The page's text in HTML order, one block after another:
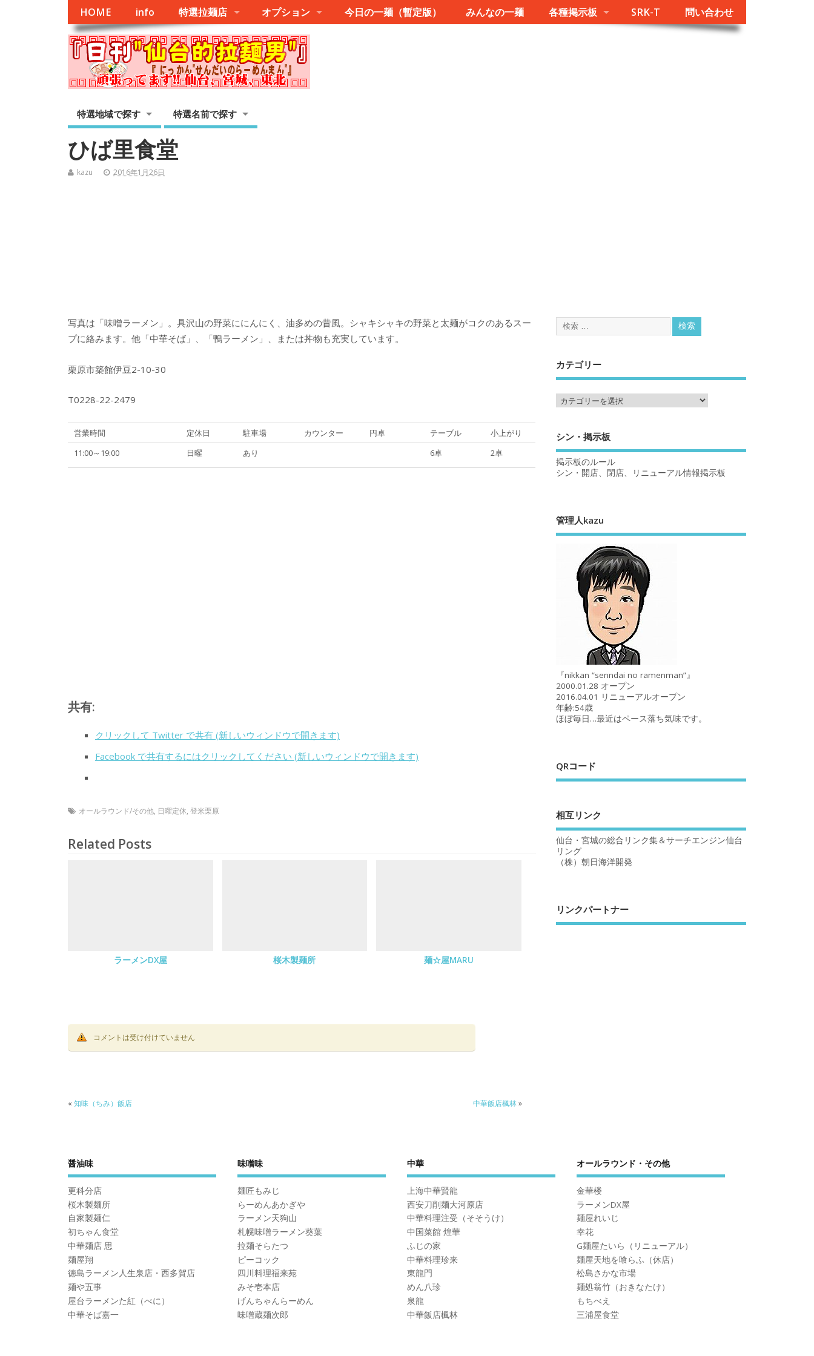
HOME info 特選拉麺店 オプション 今日の一麺（暫定版） みんなの一麺 各種掲示板 SRK-T 問い合わせ
特選地域で探す 特選名前で探す
ひば里食堂
kazu 2016年1月26日
写真は「味噌ラーメン」。具沢山の野菜ににんにく、油多めの昔風。シャキシャキの野菜と太麺がコクのあるスー
プに絡みます。他「中華そば」、「鴨ラーメン」、または丼物も充実しています。
栗原市築館伊豆2-10-30
T0228-22-2479
営業時間 定休日 駐車場 カウンター 円卓 テーブル
小上がり
11:00～19:00
日曜 あり 6卓 2卓
共有:
クリックして Twitter で共有 (新しいウィンドウで開きます)
Facebook で共有するにはクリックしてください (新しいウィンドウで開きます)
オールラウンド/その他, 日曜定休, 登米栗原
Related Posts
ラーメンDX屋 桜木製麺所 麺☆屋MARU
コメントは受け付けていません
« 知味（ちみ）飯店 中華飯店楓林»
カテゴリー
シン・掲示板
掲示板のルール
シン・開店、閉店、リニューアル情報掲示板
管理人kazu
『nikkan “senndai no ramenman”』
2000.01.28 オープン
2016.04.01 リニューアルオープン
年齢:54歳
ほぼ毎日…最近はペース落ち気味です。
QRコード
相互リンク
仙台・宮城の総合リンク集＆サーチエンジン仙台
リング
（株）朝日海洋開発
リンクパートナー
醤油味
更科分店
桜木製麺所
自家製麺仁
初ちゃん食堂
中華麺店 思
麺屋翔
徳島ラーメン人生泉店・西多賀店
麺や五事
屋台ラーメンた紅（べに）
中華そば嘉一
味噌味
麺匠もみじ
らーめんあかぎや
ラーメン天狗山
札幌味噌ラーメン葵葉
拉麺そらたつ
ピーコック
四川料理福来苑
みそ壱本店
げんちゃんらーめん
味噌蔵麺次郎
中華
上海中華賢龍
西安刀削麺大河原店
中華料理注受（そそうけ）
中国菜館 煌華
ふじの家
中華料理珍来
東龍門
めん八珍
泉龍
中華飯店楓林
オールラウンド・その他
金華楼
ラーメンDX屋
麺屋れいじ
幸花
G麺屋たいら（リニューアル）
麺屋天地を喰らふ（休店）
松島さかな市場
麺処翁竹（おきなたけ）
もちべえ
三浦屋食堂